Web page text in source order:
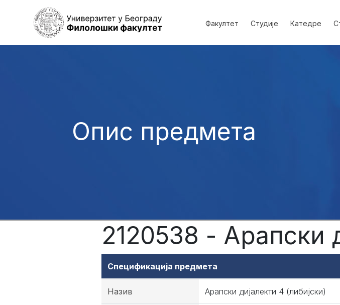
Факултет Студије Катедре
Опис предмета
2120538 - Арапски
Спецификација предмета
Назив Арапски дијалекти 4 (либијски)